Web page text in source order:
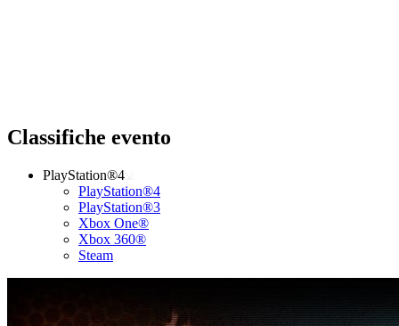
Classifiche evento
PlayStation®4
PlayStation®4
PlayStation®3
Xbox One®
Xbox 360®
Steam